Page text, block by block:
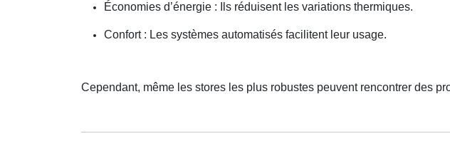
Économies d’énergie : Ils réduisent les variations thermiques.
Confort : Les systèmes automatisés facilitent leur usage.
Cependant, même les stores les plus robustes peuvent rencontrer des